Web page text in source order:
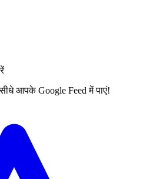
सीधे आपके Google Feed में पाएं!